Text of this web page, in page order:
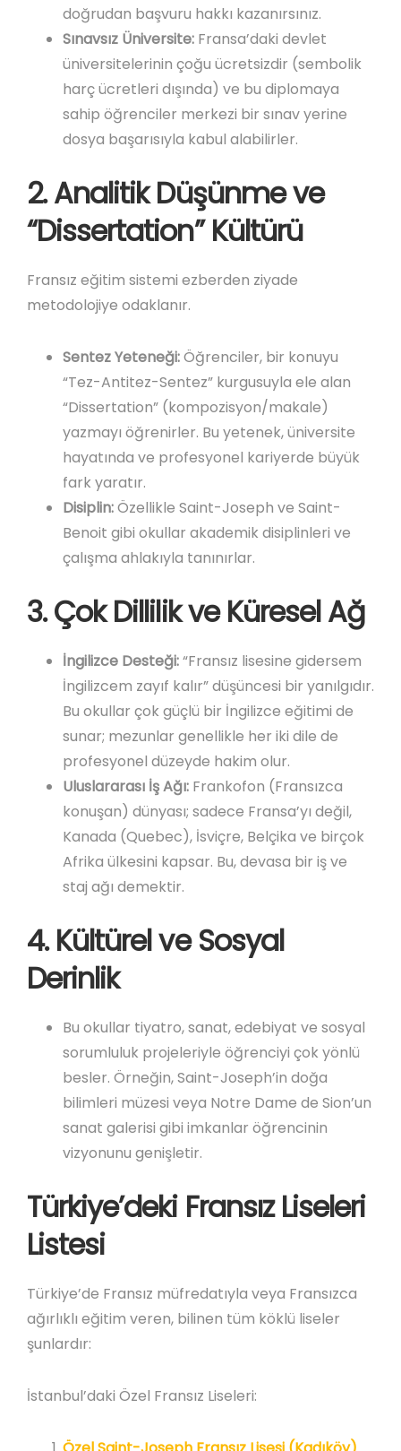
doğrudan başvuru hakkı kazanırsınız.
Sınavsız Üniversite: Fransa’daki devlet
üniversitelerinin çoğu ücretsizdir (sembolik
harç ücretleri dışında) ve bu diplomaya
sahip öğrenciler merkezi bir sınav yerine
dosya başarısıyla kabul alabilirler.
2. Analitik Düşünme ve
“Dissertation” Kültürü
Fransız eğitim sistemi ezberden ziyade
metodolojiye odaklanır.
Sentez Yeteneği:Öğrenciler, bir konuyu
“Tez-Antitez-Sentez” kurgusuyla ele alan
“Dissertation” (kompozisyon/makale)
yazmayı öğrenirler. Bu yetenek, üniversite
hayatında ve profesyonel kariyerde büyük
fark yaratır.
Disiplin:Özellikle Saint-Joseph ve Saint-
Benoit gibi okullar akademik disiplinleri ve
çalışma ahlakıyla tanınırlar.
3. Çok Dillilik ve Küresel Ağ
İngilizce Desteği:“Fransız lisesine gidersem
İngilizcem zayıf kalır” düşüncesi bir yanılgıdır.
Bu okullar çok güçlü bir İngilizce eğitimi de
sunar; mezunlar genellikle her iki dile de
profesyonel düzeyde hakim olur.
Uluslararası İş Ağı: Frankofon (Fransızca
konuşan) dünyası; sadece Fransa’yı değil,
Kanada (Quebec), İsviçre, Belçika ve birçok
Afrika ülkesini kapsar. Bu, devasa bir iş ve
staj ağı demektir.
4. Kültürel ve Sosyal
Derinlik
Bu okullar tiyatro, sanat, edebiyat ve sosyal
sorumluluk projeleriyle öğrenciyi çok yönlü
besler. Örneğin, Saint-Joseph’in doğa
bilimleri müzesi veya Notre Dame de Sion’un
sanat galerisi gibi imkanlar öğrencinin
vizyonunu genişletir.
Türkiye’deki Fransız Liseleri
Listesi
Türkiye’de Fransız müfredatıyla veya Fransızca
ağırlıklı eğitim veren, bilinen tüm köklü liseler
şunlardır:
İstanbul’daki Özel Fransız Liseleri: